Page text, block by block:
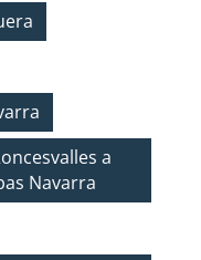
a
Navarra